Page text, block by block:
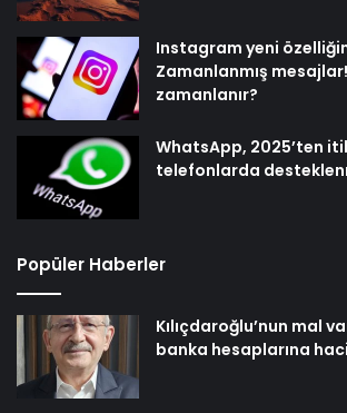
Instagram yeni
Zamanlanmış
zamanlanır?
WhatsApp, 2025’ten
telefonlarda
Popüler Haberler
Kılıçdaroğlu’nun mal
banka hesaplarına